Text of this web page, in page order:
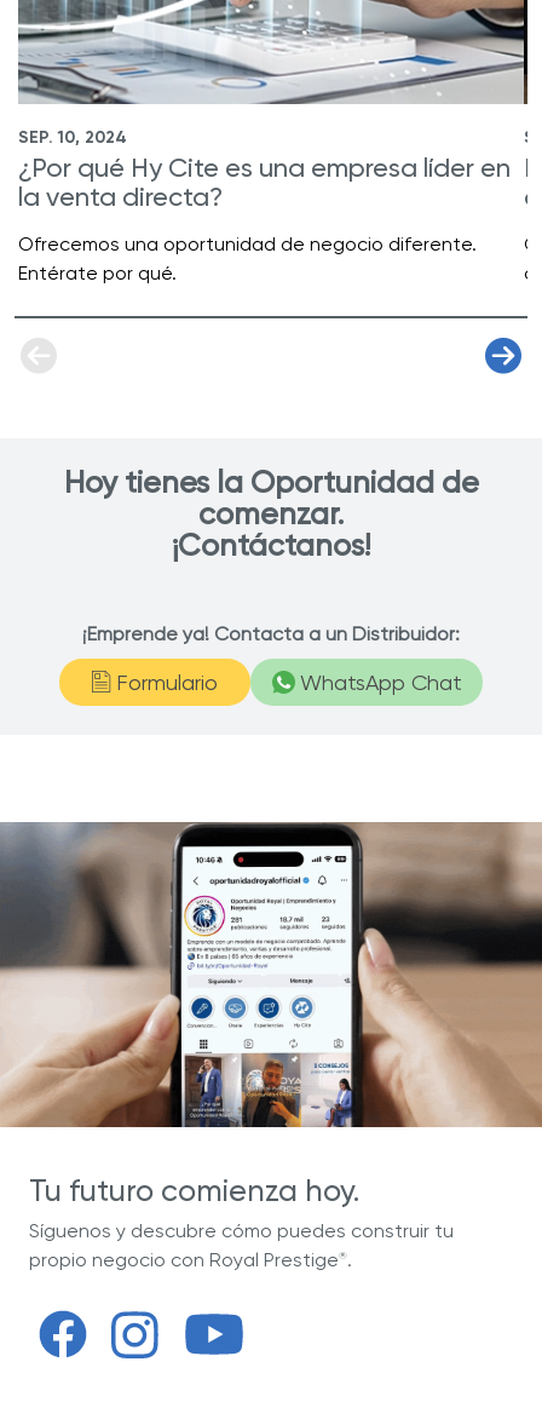
SEP. 10, 2024
¿Por qué Hy Cite es una empresa líder en
la venta directa?
Ofrecemos una oportunidad de negocio diferente.
Entérate por qué.
Hoy tienes la Oportunidad de
comenzar.
¡Contáctanos!
¡Emprende ya! Contacta a un Distribuidor:
Formulario WhatsApp Chat
Tu futuro comienza hoy.
Síguenos y descubre cómo puedes construir tu
propio negocio con Royal Prestige®.